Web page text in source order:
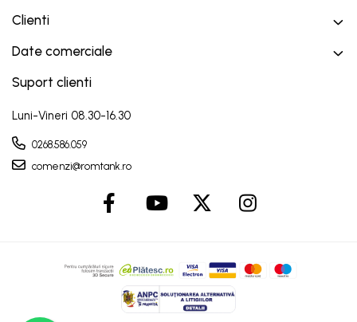
Clienti
Date comerciale
Suport clienti
Luni-Vineri 08.30-16.30
0268.586.059
comenzi@romtank.ro